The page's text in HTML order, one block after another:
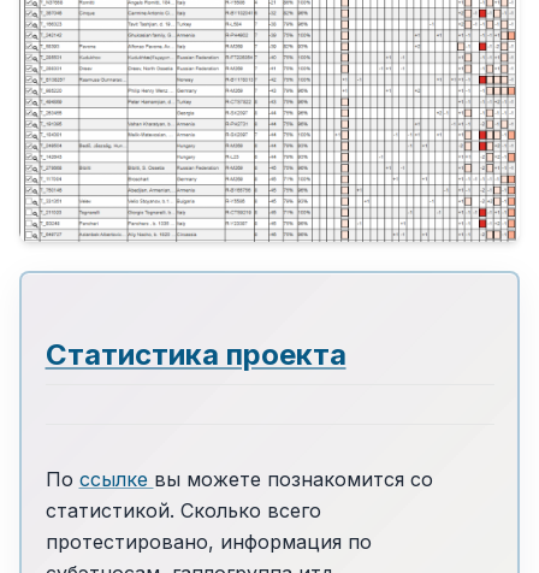
Статистика проекта
По ссылке вы можете познакомится со
статистикой. Сколько всего
протестировано, информация по